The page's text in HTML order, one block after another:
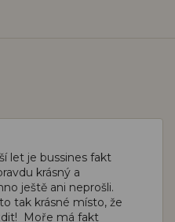
let je bussines fakt
krásný a
ještě ani neprošli.
tak krásné místo, že
Moře má fakt